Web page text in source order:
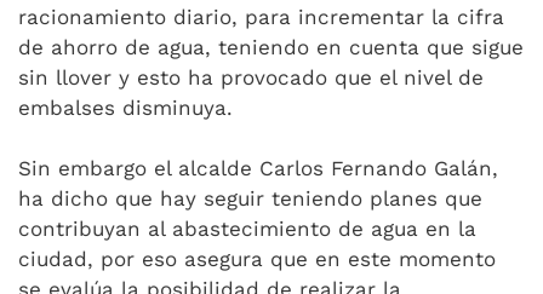
racionamiento diario, para incrementar la cifra
de ahorro de agua, teniendo en cuenta que sigue
sin llover y esto ha provocado que el nivel de
embalses disminuya.
Sin embargo el alcalde Carlos Fernando Galán,
ha dicho que hay seguir teniendo planes que
contribuyan al abastecimiento de agua en la
ciudad, por eso asegura que en este momento
se evalúa la posibilidad de realizar la